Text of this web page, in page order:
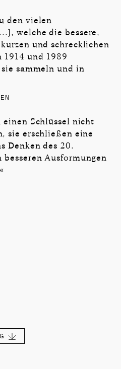
den vielen
welche die bessere,
und schrecklichen
1914 und 1989
sammeln und in
einen Schlüssel nicht
sie erschließen eine
Denken des 20.
Ausformungen